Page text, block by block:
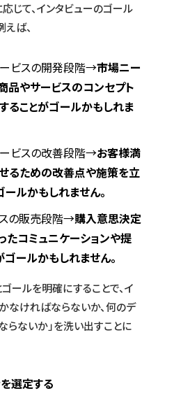
じて、インタビューのゴール
えば、
ビスの開発段階→市場ニー
品やサービスのコンセプト
ることがゴールかもしれま
ビスの改善段階→お客様満
るための改善点や施策を立
ルかもしれません。
の販売段階→購入意思決定
たコミュニケーションや提
ールかもしれません。
ールを明確にすることで、イ
なければならないか、何のデ
ないか」を洗い出すことに
選定する